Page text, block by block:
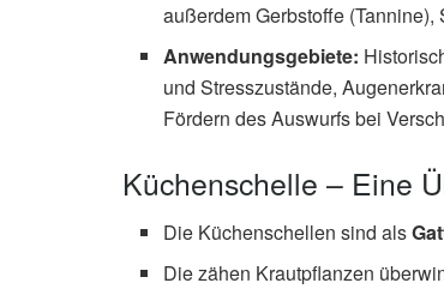
außerdem Gerbstoffe (Tannine),
Anwendungsgebiete:
und Stresszustände,
Fördern des Auswurfs bei
Küchenschelle – Eine
Die Küchenschellen sind als
Die zähen Krautpflanzen